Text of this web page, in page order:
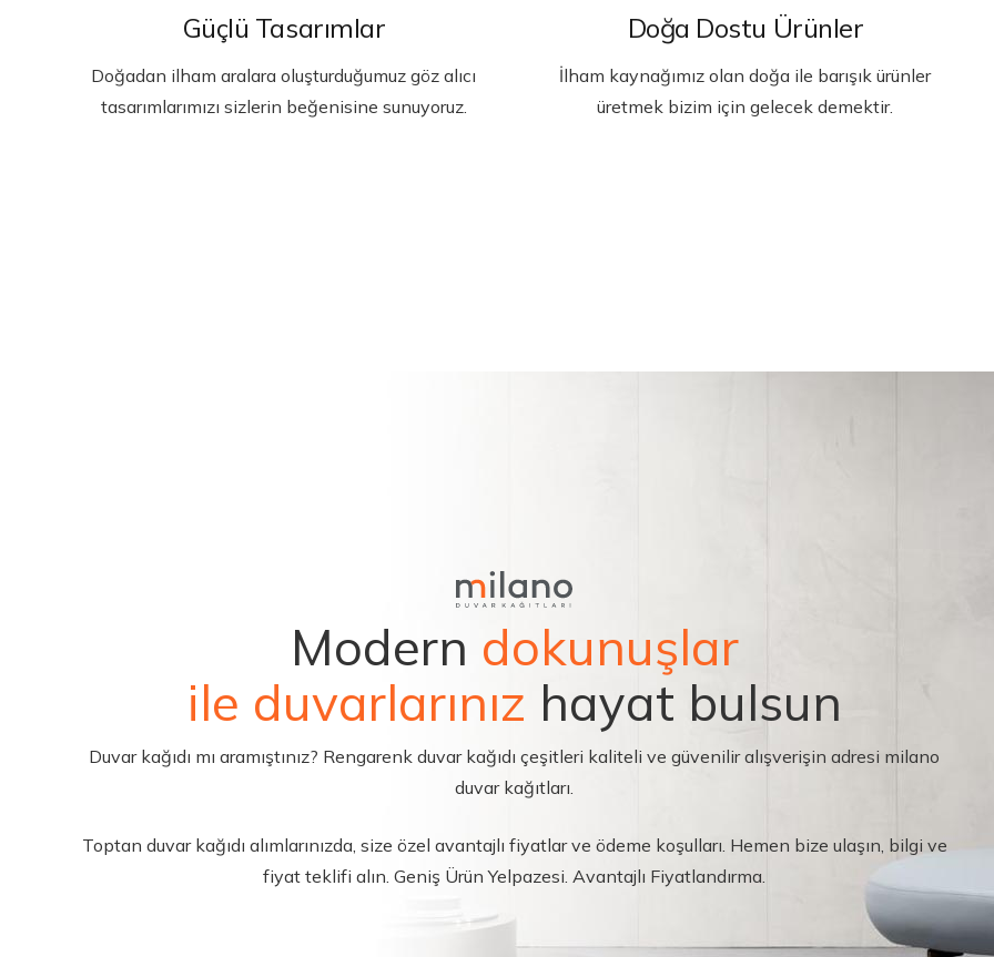
Güçlü Tasarımlar
Doğadan ilham aralara oluşturduğumuz göz alıcı
tasarımlarımızı sizlerin beğenisine sunuyoruz.
Doğa Dostu Ürünler
İlham kaynağımız olan doğa ile barışık ürünler
üretmek bizim için gelecek demektir.
Modern dokunuşlar
ile duvarlarınız hayat bulsun
Duvar kağıdı mı aramıştınız? Rengarenk duvar kağıdı çeşitleri kaliteli ve güvenilir alışverişin adresi milano
duvar kağıtları.
Toptan duvar kağıdı alımlarınızda, size özel avantajlı fiyatlar ve ödeme koşulları. Hemen bize ulaşın, bilgi ve
fiyat teklifi alın. Geniş Ürün Yelpazesi. Avantajlı Fiyatlandırma.